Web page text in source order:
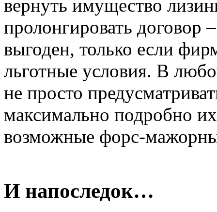
вернуть имущество
пролонгировать договор
выгоден, только если
льготные условия. В
не просто
максимально подробно
возможные форс-
И напоследок…